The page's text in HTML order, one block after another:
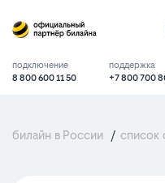
подключение
8 800 600 11 50
поддержка
+7 800 700
билайн в России / список